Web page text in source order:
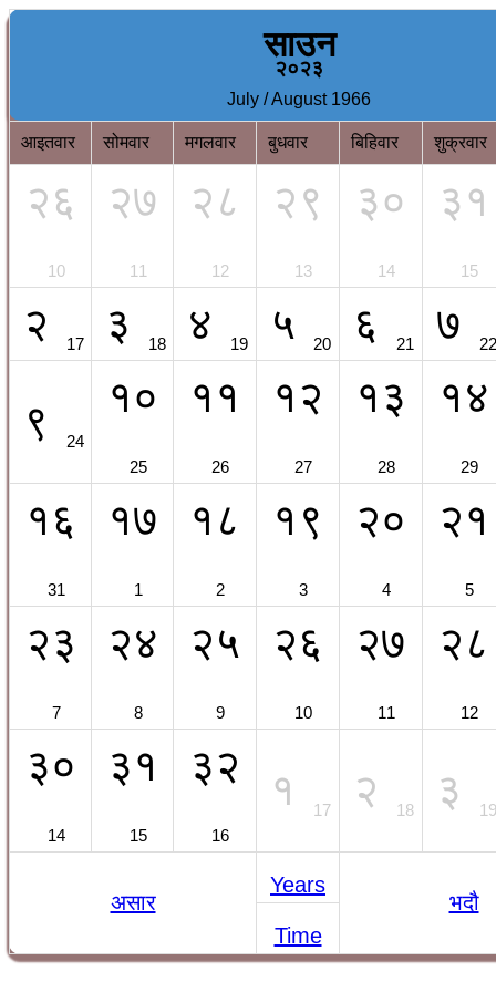
साउन
२०२३
July / August 1966
आइतवार सोमवार मगलवार बुधवार बिहिवार शुक्रवार
२६
10
२७
11
२८
12
२९
13
३०
14
३१
15
२ 17 ३ 18 ४ 19 ५ 20 ६ 21 ७ 22
९ 24
१०
25
११
26
१२
27
१३
28
१४
29
१६
31
१७
1
१८
2
१९
3
२०
4
२१
5
२३
7
२४
8
२५
9
२६
10
२७
11
२८
12
३०
14
३१
15
३२
16
१ 17 २ 18 ३ 19
असार
Years
भदौ
Time